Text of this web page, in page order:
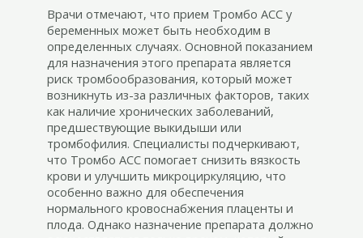
Врачи отмечают, что прием Тромбо АСС у
беременных может быть необходим в
определенных случаях. Основной показанием
для назначения этого препарата является
риск тромбообразования, который может
возникнуть из-за различных факторов, таких
как наличие хронических заболеваний,
предшествующие выкидыши или
тромбофилия. Специалисты подчеркивают,
что Тромбо АСС помогает снизить вязкость
крови и улучшить микроциркуляцию, что
особенно важно для обеспечения
нормального кровоснабжения плаценты и
плода. Однако назначение препарата должно